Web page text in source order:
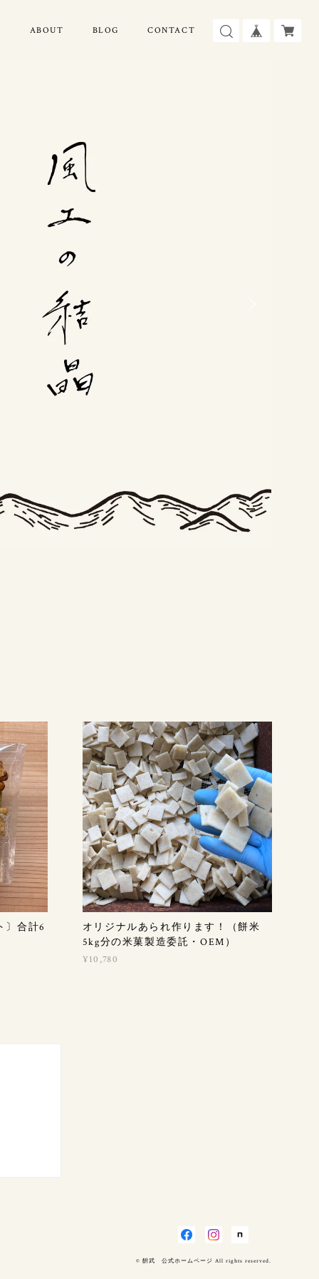
ABOUT BLOG CONTACT
〕合計6
オリジナルあられ作ります！（餅米
5kg分の米菓製造委託・OEM）
¥10,780
© 餠武 公式ホームページ All rights reserved.